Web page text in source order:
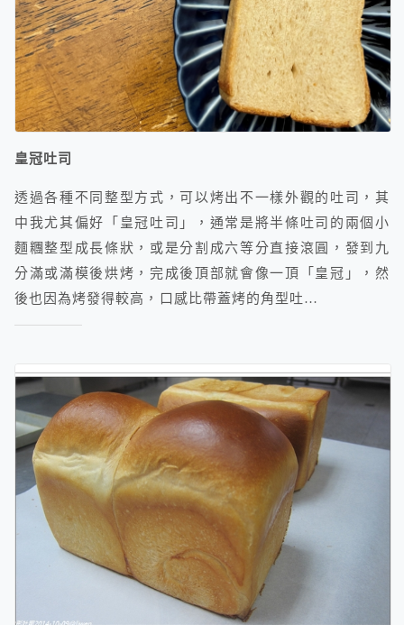
皇冠吐司
透過各種不同整型方式，可以烤出不一樣外觀的吐司，其
中我尤其偏好「皇冠吐司」，通常是將半條吐司的兩個小
麵糰整型成長條狀，或是分割成六等分直接滾圓，發到九
分滿或滿模後烘烤，完成後頂部就會像一頂「皇冠」，然
後也因為烤發得較高，口感比帶蓋烤的角型吐…